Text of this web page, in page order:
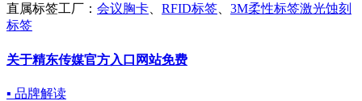
直属标签工厂： 会议胸卡、 RFID标签、 3M柔性标签激光蚀刻
标签
关于精东传媒官方入口网站免费
▪ 品牌解读